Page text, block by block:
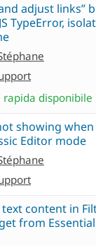
adjust links”
TypeError,
rapida disponibile
showing
Editor mode
content in
from